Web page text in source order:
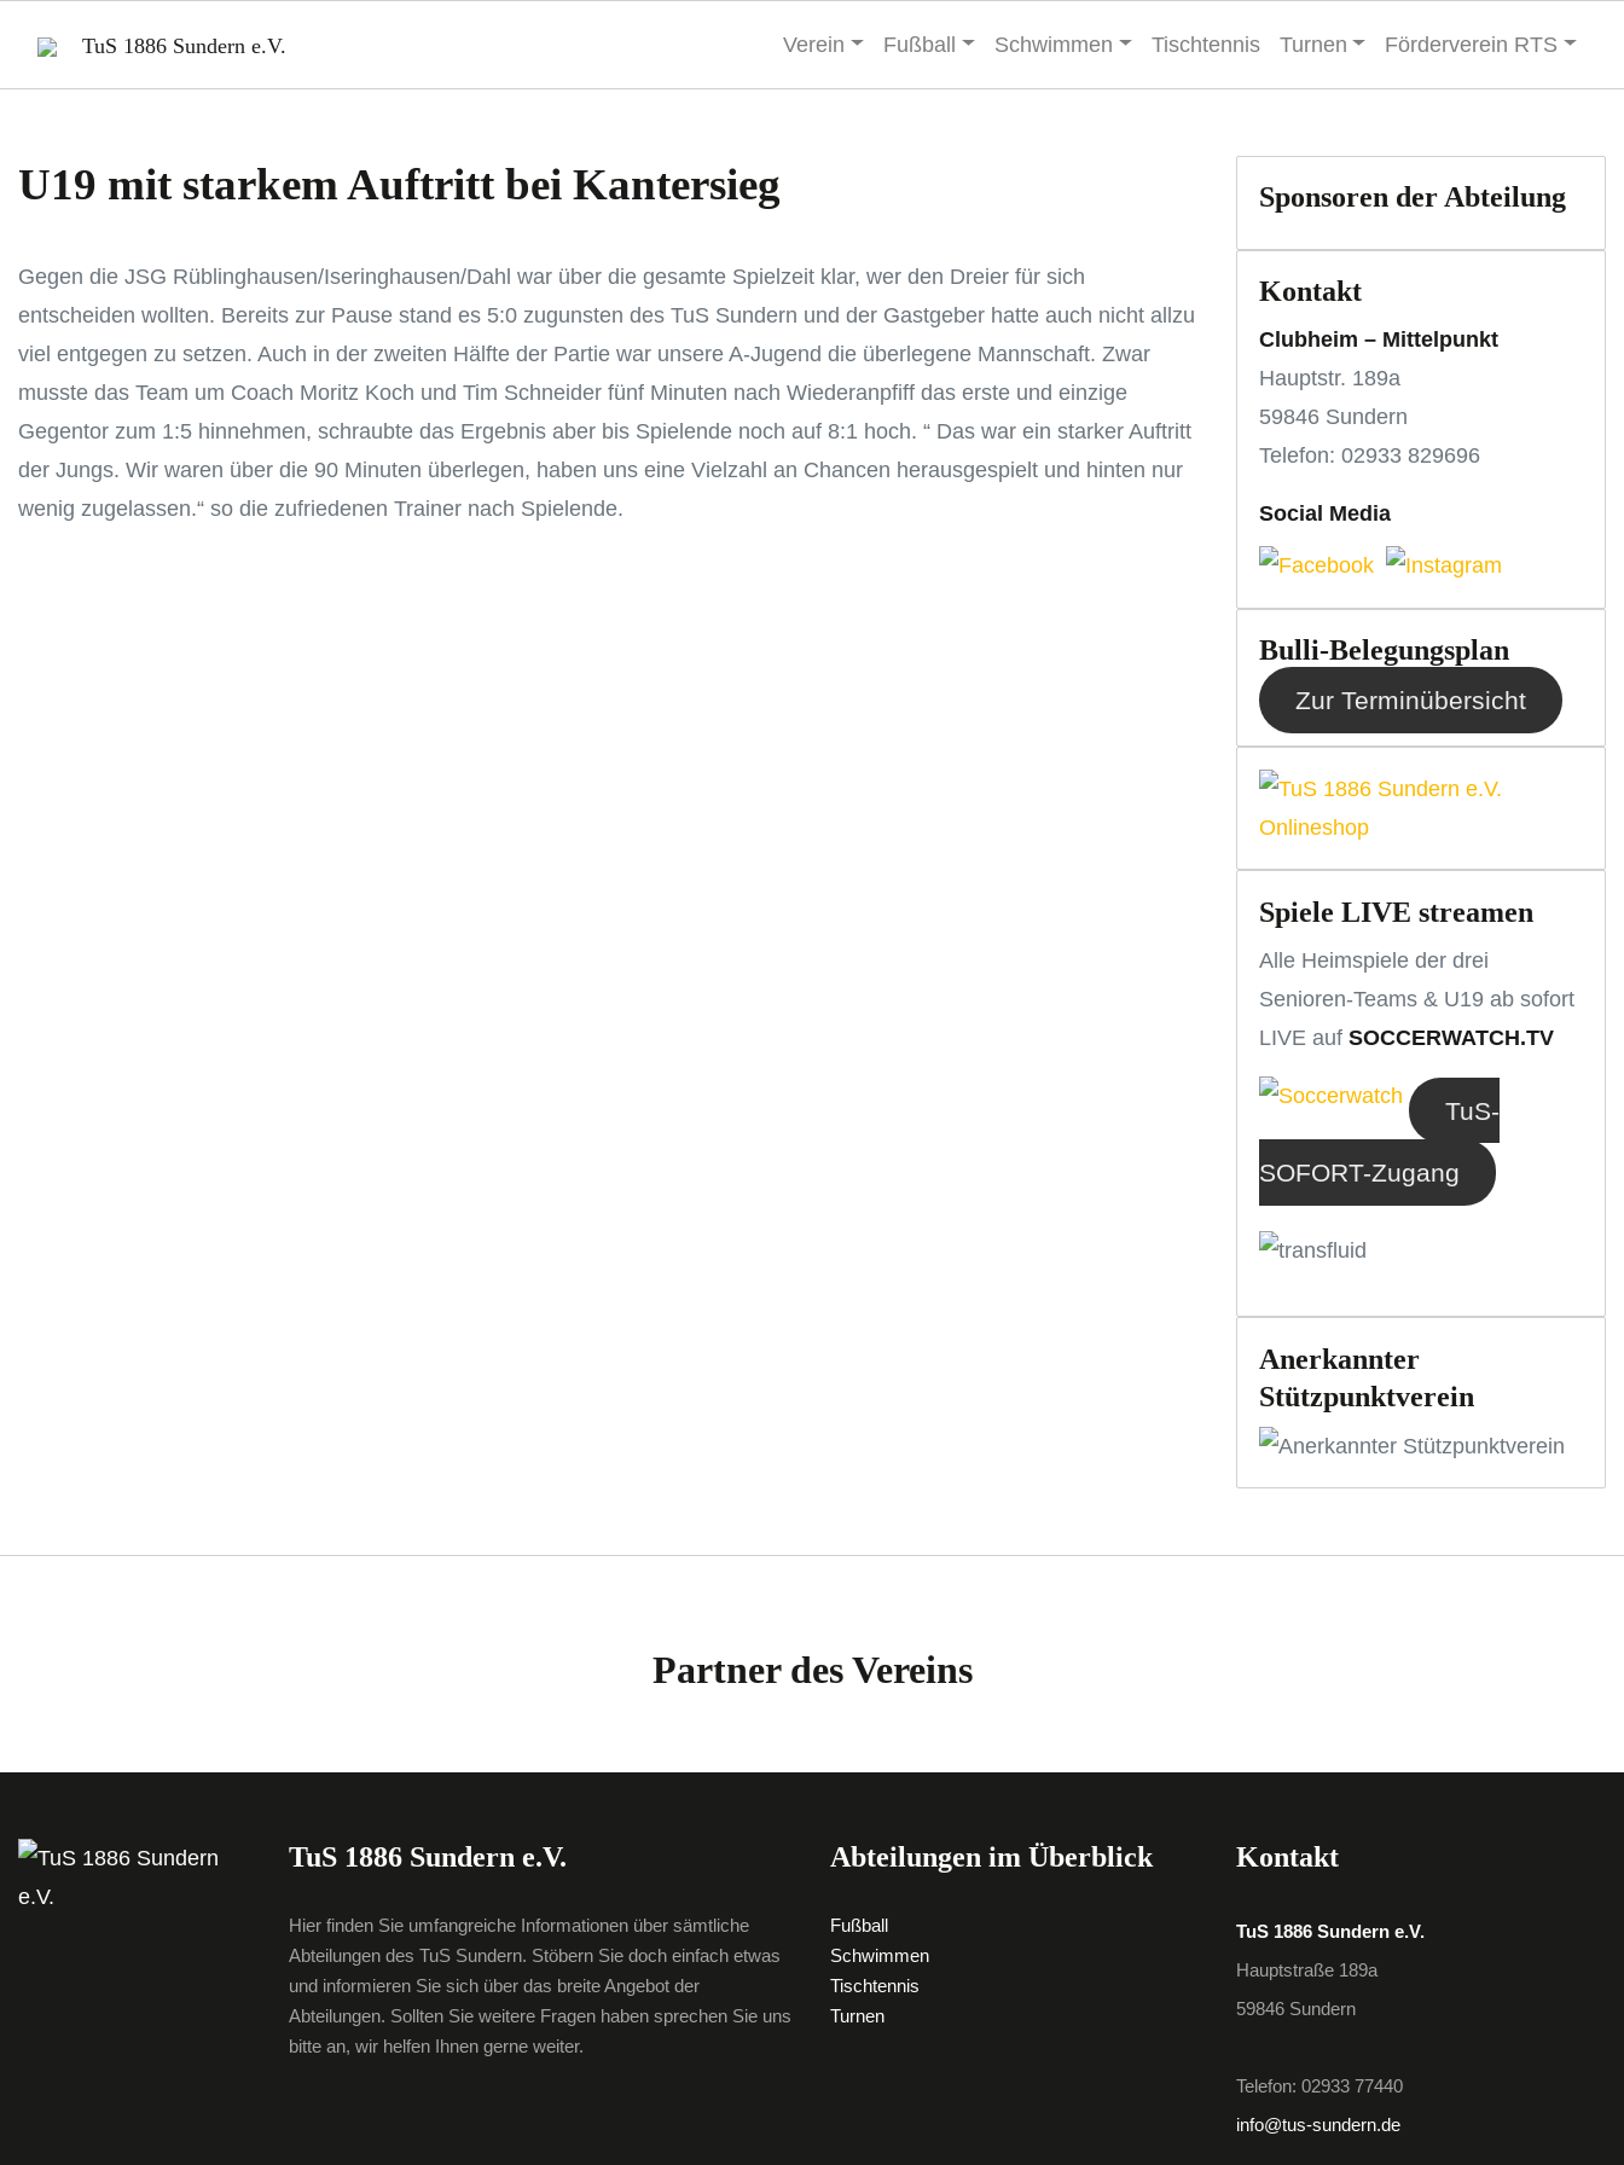
TuS 1886 Sundern e.V. Verein Fußball Schwimmen Tischtennis Turnen Förderverein RTS
U19 mit starkem Auftritt bei Kantersieg
Gegen die JSG Rüblinghausen/Iseringhausen/Dahl war über die gesamte Spielzeit klar, wer den Dreier für sich
entscheiden wollten. Bereits zur Pause stand es 5:0 zugunsten des TuS Sundern und der Gastgeber hatte auch nicht allzu
viel entgegen zu setzen. Auch in der zweiten Hälfte der Partie war unsere A-Jugend die überlegene Mannschaft. Zwar
musste das Team um Coach Moritz Koch und Tim Schneider fünf Minuten nach Wiederanpfiff das erste und einzige
Gegentor zum 1:5 hinnehmen, schraubte das Ergebnis aber bis Spielende noch auf 8:1 hoch. “ Das war ein starker Auftritt
der Jungs. Wir waren über die 90 Minuten überlegen, haben uns eine Vielzahl an Chancen herausgespielt und hinten nur
wenig zugelassen.“ so die zufriedenen Trainer nach Spielende.
Sponsoren der Abteilung
Kontakt
Clubheim – Mittelpunkt
Hauptstr. 189a
59846 Sundern
Telefon: 02933 829696
Social Media
Bulli-Belegungsplan
Zur Terminübersicht
Spiele LIVE streamen
Alle Heimspiele der drei
Senioren-Teams & U19 ab sofort
LIVE aufSOCCERWATCH.TV
TuS-
SOFORT-Zugang
Anerkannter
Stützpunktverein
Partner des Vereins
TuS 1886 Sundern e.V.
Hier finden Sie umfangreiche Informationen über sämtliche
Abteilungen des TuS Sundern. Stöbern Sie doch einfach etwas
und informieren Sie sich über das breite Angebot der
Abteilungen. Sollten Sie weitere Fragen haben sprechen Sie uns
bitte an, wir helfen Ihnen gerne weiter.
Abteilungen im Überblick
Fußball
Schwimmen
Tischtennis
Turnen
Kontakt
TuS 1886 Sundern e.V.
Hauptstraße 189a
59846 Sundern
Telefon: 02933 77440
info@tus-sundern.de